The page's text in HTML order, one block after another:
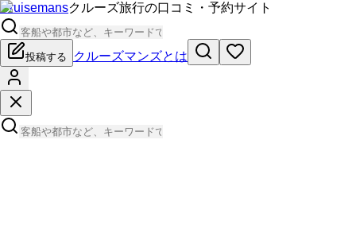
Cruisemansクルーズ旅行の口コミ・予約サイト
投稿する クルーズマンズとは